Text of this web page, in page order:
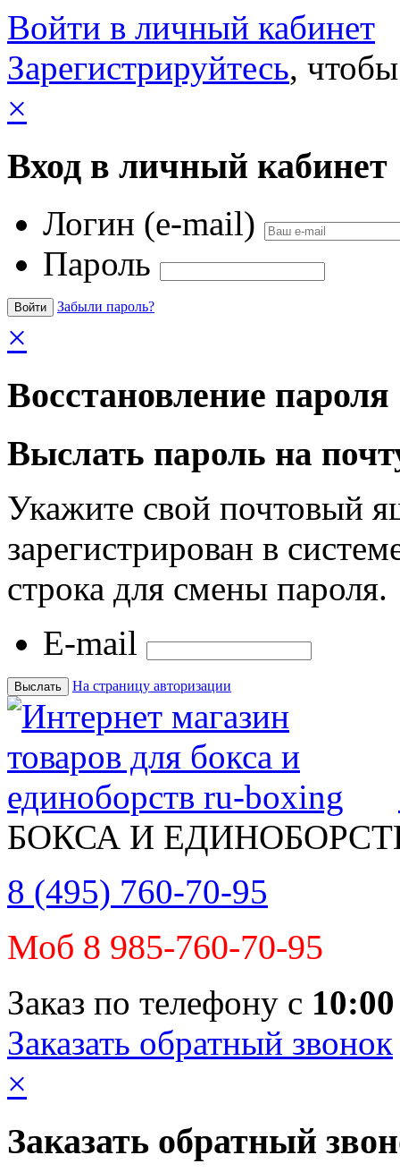
Войти в личный кабинет
Зарегистрируйтесь,
×
Вход в личный кабинет
Логин (e-mail)
Пароль
Забыли пароль?
×
Восстановление пароля
Выслать пароль на
Укажите свой почтовый
зарегистрирован в
строка для смены пароля.
E-mail
На страницу авторизации
БОКСА И
8 (495) 760-70-95
Моб 8 985-760-70-95
Заказ по телефону с 10:00
Заказать обратный звонок
×
Заказать обратный